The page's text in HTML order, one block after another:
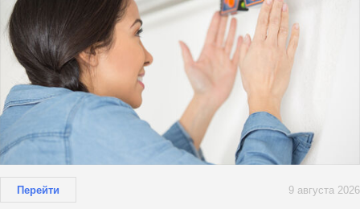
Перейти 9 августа 2026